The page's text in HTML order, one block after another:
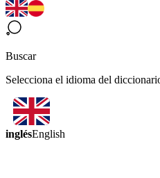
Buscar
Selecciona el idioma del
inglésEnglish